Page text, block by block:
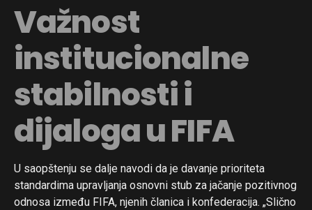
Važnost
institucionalne
stabilnosti i
dijaloga u FIFA
U saopštenju se dalje navodi da je davanje prioriteta
standardima upravljanja osnovni stub za jačanje pozitivnog
odnosa između FIFA, njenih članica i konfederacija. „Slično